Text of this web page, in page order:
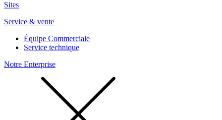
Sites
Service & vente
Équipe Commerciale
Service technique
Notre Enterprise